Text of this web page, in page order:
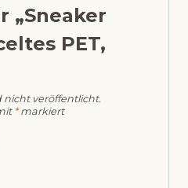
„Sneaker
PET,
nicht veröffentlicht.
*markiert